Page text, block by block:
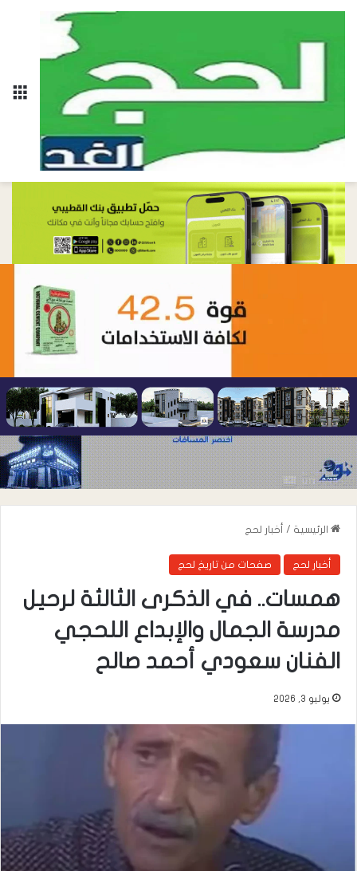
الرئيسية / أخبار لحج
أخبار لحج صفحات من تاريخ لحج
همسات.. في الذكرى الثالثة لرحيل
مدرسة الجمال والإبداع اللحجي
الفنان سعودي أحمد صالح
يوليو 3, 2026